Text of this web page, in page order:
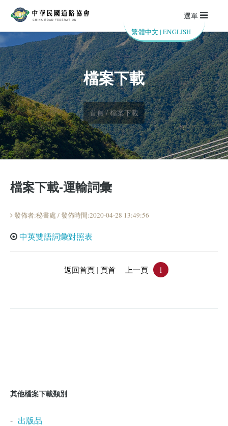
繁體中文 |ENGLISH
選單
檔案下載
首頁 / 檔案下載
檔案下載-運輸詞彙
發佈者:秘書處 / 發佈時間:2020-04-28 13:49:56
中英雙語詞彙對照表
返回首頁| 頁首 上一頁 1
其他檔案下載類別
出版品